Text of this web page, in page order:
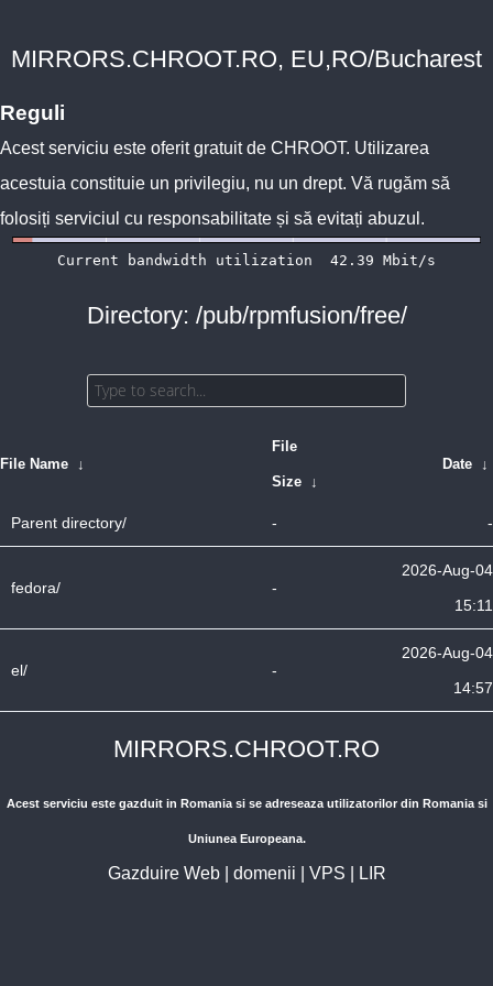
MIRRORS.CHROOT.RO, EU,RO/Bucharest
Reguli
Acest serviciu este oferit gratuit de CHROOT. Utilizarea
acestuia constituie un privilegiu, nu un drept. Vă rugăm să
folosiți serviciul cu responsabilitate și să evitați abuzul.
Directory: /pub/rpmfusion/free/
File Name ↓
File
Size ↓
Date ↓
Parent directory/ - -
fedora/ -
2026-Aug-04
15:11
el/ -
2026-Aug-04
14:57
MIRRORS.CHROOT.RO
Acest serviciu este gazduit in Romania si se adreseaza utilizatorilor din Romania si
Uniunea Europeana.
Gazduire Web| domenii VPS LIR